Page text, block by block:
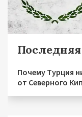
Почему Турция
от Северного